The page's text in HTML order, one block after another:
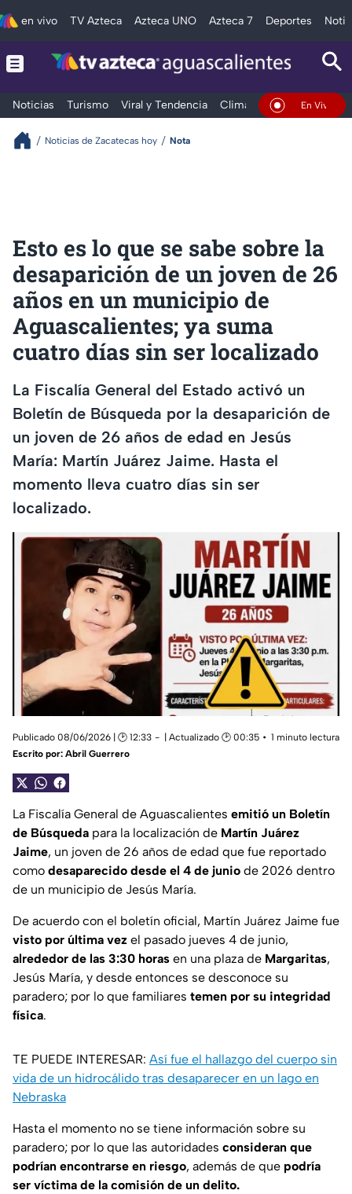
en vivo TV Azteca Azteca UNO Azteca 7 Deportes
Noticias Turismo Viral y Tendencia Clima DeportesEn Vivo
Noticias de Zacatecas hoy Nota
Esto es lo que se sabe sobre la
desaparición de un joven de 26
años en un municipio de
Aguascalientes; ya suma
cuatro días sin ser localizado
La Fiscalía General del Estado activó un
Boletín de Búsqueda por la desaparición de
un joven de 26 años de edad en Jesús
María: Martín Juárez Jaime. Hasta el
momento lleva cuatro días sin ser
localizado.
Publicado 08/06/2026 | 🕑 12:33 | Actualizado 🕑 00:35
1 minuto lectura
Escrito por: Abril Guerrero
La Fiscalía General de Aguascalientes emitió un Boletín
de Búsqueda para la localización de Martín Juárez
Jaime, un joven de 26 años de edad que fue reportado
como desaparecido desde el 4 de junio de 2026 dentro
de un municipio de Jesús María.
De acuerdo con el boletín oficial, Martín Juárez Jaime fue
visto por última vez el pasado jueves 4 de junio,
alrededor de las 3:30 horas en una plaza de Margaritas,
Jesús María, y desde entonces se desconoce su
paradero; por lo que familiares temen por su integridad
física.
TE PUEDE INTERESAR: Así fue el hallazgo del cuerpo sin
vida de un hidrocálido tras desaparecer en un lago en
Nebraska
Hasta el momento no se tiene información sobre su
paradero; por lo que las autoridades consideran que
podrían encontrarse en riesgo, además de que podría
ser víctima de la comisión de un delito.